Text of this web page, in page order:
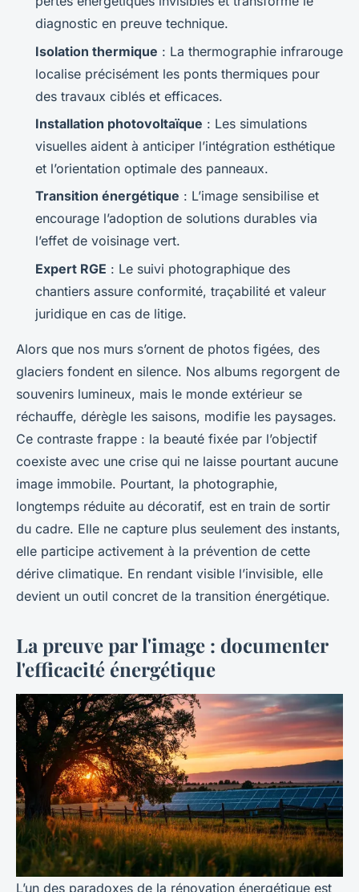
diagnostic en preuve technique.
Isolation thermique : La thermographie infrarouge
localise précisément les ponts thermiques pour
des travaux ciblés et efficaces.
Installation photovoltaïque : Les simulations
visuelles aident à anticiper l’intégration esthétique
et l’orientation optimale des panneaux.
Transition énergétique : L’image sensibilise et
encourage l’adoption de solutions durables via
l’effet de voisinage vert.
Expert RGE : Le suivi photographique des
chantiers assure conformité, traçabilité et valeur
juridique en cas de litige.
Alors que nos murs s’ornent de photos figées, des
glaciers fondent en silence. Nos albums regorgent de
souvenirs lumineux, mais le monde extérieur se
réchauffe, dérègle les saisons, modifie les paysages.
Ce contraste frappe : la beauté fixée par l’objectif
coexiste avec une crise qui ne laisse pourtant aucune
image immobile. Pourtant, la photographie,
longtemps réduite au décoratif, est en train de sortir
du cadre. Elle ne capture plus seulement des instants,
elle participe activement à la prévention de cette
dérive climatique. En rendant visible l’invisible, elle
devient un outil concret de la transition énergétique.
La preuve par l'image : documenter
l'efficacité énergétique
L’un des paradoxes de la rénovation énergétique est